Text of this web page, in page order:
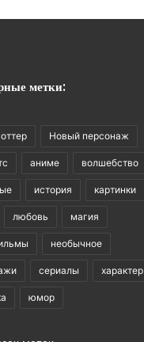
метки:
Новый персонаж
аниме волшебство
история картинки
любовь магия
необычное
сериалы характер
юмор